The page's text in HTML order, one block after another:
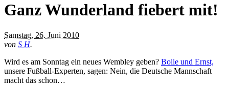
Ganz Wunderland fiebert mit!
Samstag, 26. Juni 2010
von S H.
Wird es am Sonntag ein neues Wembley geben? Bolle und Ernst,
unsere Fußball-Experten, sagen: Nein, die Deutsche Mannschaft
macht das schon…